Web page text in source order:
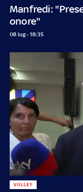
Manfredi:
onore"
08 lug - 18:35
VOLLEY